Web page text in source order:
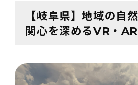
【岐阜県】地域の自
関心を深めるVR・